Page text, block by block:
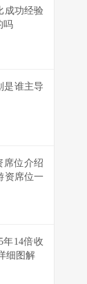
成功经验
吗
是谁主导
席位介绍
资席位一
年14倍收
细图解